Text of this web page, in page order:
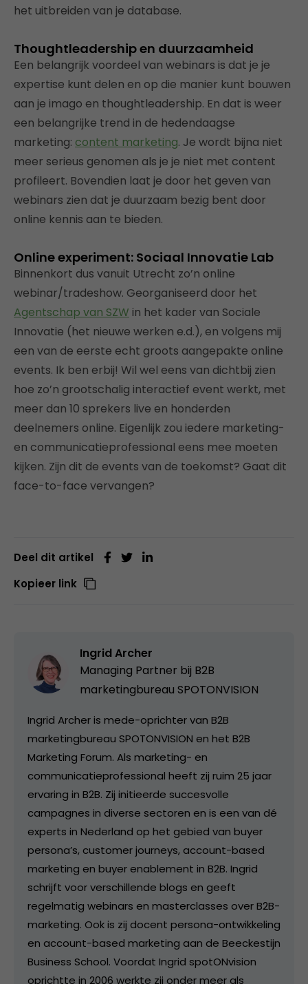
het uitbreiden van je database.
Thoughtleadership en duurzaamheid
Een belangrijk voordeel van webinars is dat je je
expertise kunt delen en op die manier kunt bouwen
aan je imago en thoughtleadership. En dat is weer
een belangrijke trend in de hedendaagse
marketing: content marketing. Je wordt bijna niet
meer serieus genomen als je je niet met content
profileert. Bovendien laat je door het geven van
webinars zien dat je duurzaam bezig bent door
online kennis aan te bieden.
Online experiment: Sociaal Innovatie Lab
Binnenkort dus vanuit Utrecht zo’n online
webinar/tradeshow. Georganiseerd door het
Agentschap van SZW in het kader van Sociale
Innovatie (het nieuwe werken e.d.), en volgens mij
een van de eerste echt groots aangepakte online
events. Ik ben erbij! Wil wel eens van dichtbij zien
hoe zo’n grootschalig interactief event werkt, met
meer dan 10 sprekers live en honderden
deelnemers online. Eigenlijk zou iedere marketing-
en communicatieprofessional eens mee moeten
kijken. Zijn dit de events van de toekomst? Gaat dit
face-to-face vervangen?
Deel dit artikel
Kopieer link
Ingrid Archer
Managing Partner bij B2B
marketingbureau SPOTONVISION
Ingrid Archer is mede-oprichter van B2B
marketingbureau SPOTONVISION en het B2B
Marketing Forum. Als marketing- en
communicatieprofessional heeft zij ruim 25 jaar
ervaring in B2B. Zij initieerde succesvolle
campagnes in diverse sectoren en is een van dé
experts in Nederland op het gebied van buyer
persona’s, customer journeys, account-based
marketing en buyer enablement in B2B. Ingrid
schrijft voor verschillende blogs en geeft
regelmatig webinars en masterclasses over B2B-
marketing. Ook is zij docent persona-ontwikkeling
en account-based marketing aan de Beeckestijn
Business School. Voordat Ingrid spotONvision
oprichtte in 2006 werkte zij onder meer als